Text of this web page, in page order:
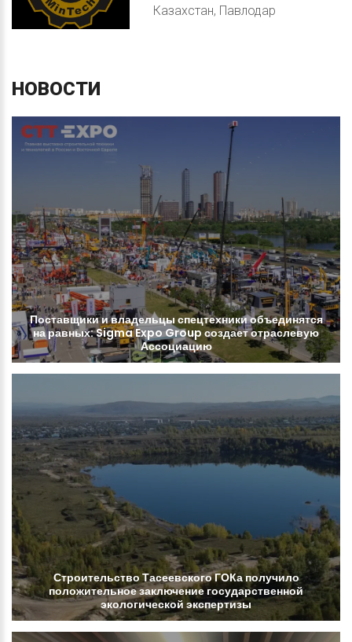
Казахстан, Павлодар
НОВОСТИ
Поставщикиивладельцыспецтехникиобъединятся
наравных:SigmaExpoGroup создаетотраслевую
Ассоциацию
СтроительствоТасеевскогоГОКаполучило
положительноезаключениегосударственной
экологической экспертизы